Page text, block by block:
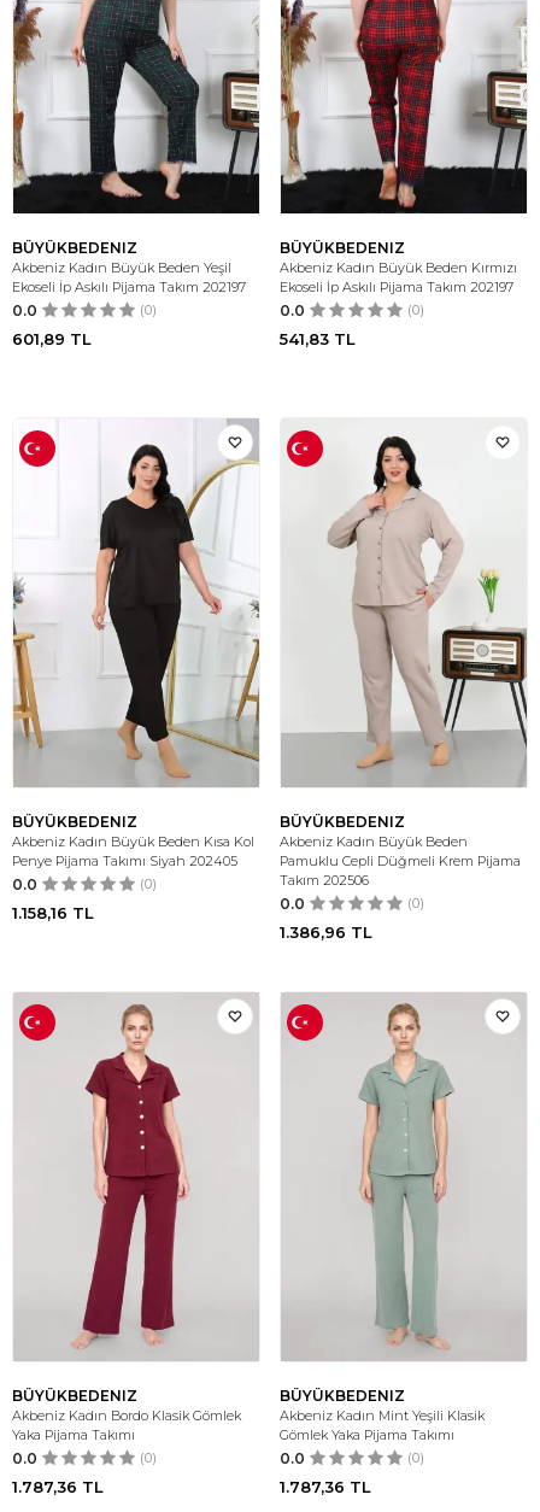
BÜYÜKBEDENIZ
Akbeniz Kadın Büyük Beden Yeşil
Ekoseli İp Askılı Pijama Takım 202197
0.0 (0)
601,89 TL
BÜYÜKBEDENIZ
Akbeniz Kadın Büyük Beden Kırmızı
Ekoseli İp Askılı Pijama Takım 202197
0.0 (0)
541,83 TL
BÜYÜKBEDENIZ
Akbeniz Kadın Büyük Beden Kısa Kol
Penye Pijama Takımı Siyah 202405
0.0 (0)
1.158,16 TL
BÜYÜKBEDENIZ
Akbeniz Kadın Büyük Beden
Pamuklu Cepli Düğmeli Krem Pijama
Takım 202506
0.0 (0)
1.386,96 TL
BÜYÜKBEDENIZ
Akbeniz Kadın Bordo Klasik Gömlek
Yaka Pijama Takımı
0.0 (0)
1.787,36 TL
BÜYÜKBEDENIZ
Akbeniz Kadın Mint Yeşili Klasik
Gömlek Yaka Pijama Takımı
0.0 (0)
1.787,36 TL